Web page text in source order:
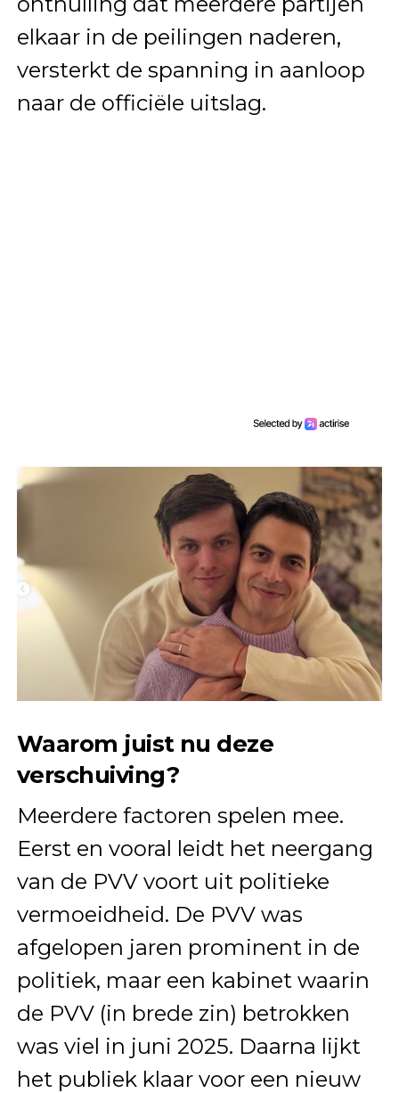
elkaar in de peilingen naderen,
versterkt de spanning in aanloop
naar de officiële uitslag.
Waarom juist nu deze
verschuiving?
Meerdere factoren spelen mee.
Eerst en vooral leidt het neergang
van de PVV voort uit politieke
vermoeidheid. De PVV was
afgelopen jaren prominent in de
politiek, maar een kabinet waarin
de PVV (in brede zin) betrokken
was viel in juni 2025. Daarna lijkt
het publiek klaar voor een nieuw